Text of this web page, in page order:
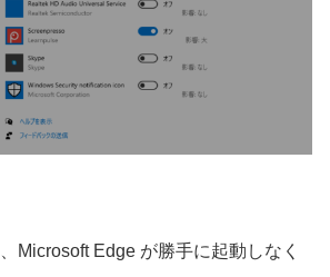
Microsoft Edge が勝手に起動しなく